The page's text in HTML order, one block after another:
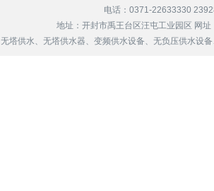
电话：0371-22633330
地址：开封市禹王台区汪屯工业园区 网址
无塔供水、无塔供水器、变频供水设备、无负压供水设